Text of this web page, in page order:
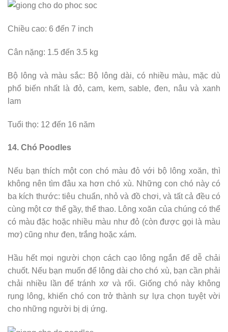
Chiều cao: 6 đến 7 inch
Cân nặng: 1.5 đến 3.5 kg
Bộ lông và màu sắc: Bộ lông dài, có nhiều màu, mặc dù
phổ biến nhất là đỏ, cam, kem, sable, đen, nâu và xanh
lam
Tuổi thọ: 12 đến 16 năm
14. Chó Poodles
Nếu bạn thích một con chó màu đỏ với bộ lông xoăn, thì
không nên tìm đâu xa hơn chó xù. Những con chó này có
ba kích thước: tiêu chuẩn, nhỏ và đồ chơi, và tất cả đều có
cùng một cơ thể gầy, thể thao. Lông xoăn của chúng có thể
có màu đặc hoặc nhiều màu như đỏ (còn được gọi là màu
mơ) cũng như đen, trắng hoặc xám.
Hầu hết mọi người chọn cách cạo lông ngắn để dễ chải
chuốt. Nếu bạn muốn để lông dài cho chó xù, bạn cần phải
chải nhiều lần để tránh xơ và rối. Giống chó này không
rụng lông, khiến chó con trở thành sự lựa chọn tuyệt vời
cho những người bị dị ứng.